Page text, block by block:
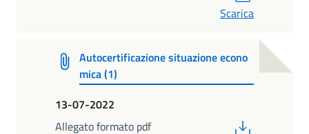
Scarica
Autocertificazione situazione econo
mica (1)
13-07-2022
Allegato formato pdf